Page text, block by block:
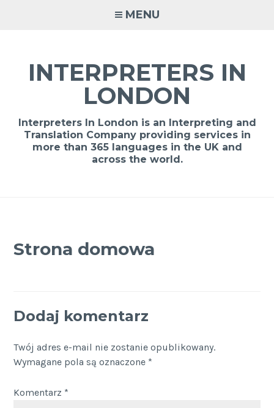
MENU
INTERPRETERS IN
LONDON
Interpreters In London is an Interpreting and
Translation Company providing services in
more than 365 languages in the UK and
across the world.
Strona domowa
Dodaj komentarz
Twój adres e-mail nie zostanie opublikowany.
Wymagane pola są oznaczone *
Komentarz *